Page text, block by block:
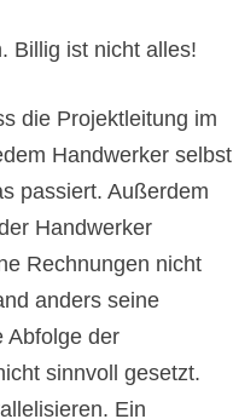
Billig ist nicht alles!
die Projektleitung im
Handwerker selbst
passiert. Außerdem
Handwerker
Rechnungen nicht
anders seine
Abfolge der
sinnvoll gesetzt.
Ein